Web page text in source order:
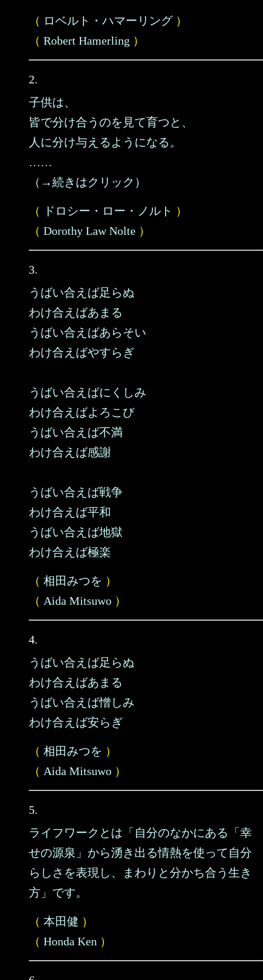
（ ロベルト・ハマーリング）
（ Robert Hamerling ）
2.
子供は、
皆で分け合うのを見て育つと、
人に分け与えるようになる。
……
（→続きはクリック）
（ ドロシー・ロー・ノルト ）
（ Dorothy Law Nolte ）
3.
うばい合えば足らぬ
わけ合えばあまる
うばい合えばあらそい
わけ合えばやすらぎ
うばい合えばにくしみ
わけ合えばよろこび
うばい合えば不満
わけ合えば感謝
うばい合えば戦争
わけ合えば平和
うばい合えば地獄
わけ合えば極楽
（ 相田みつを ）
（ Aida Mitsuwo ）
4.
うばい合えば足らぬ
わけ合えばあまる
うばい合えば憎しみ
わけ合えば安らぎ
（ 相田みつを ）
（ Aida Mitsuwo ）
5.
ライフワークとは「自分のなかにある「幸
せの源泉」から湧き出る情熱を使って自分
らしさを表現し、まわりと分かち合う生き
方」です。
（ 本田健 ）
（ Honda Ken ）